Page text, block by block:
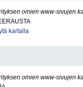
omien www-sivujen
kartalla
omien www-sivujen